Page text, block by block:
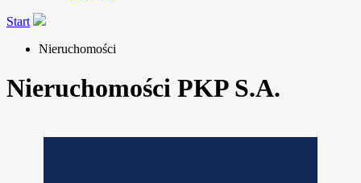
Start
Nieruchomości
Nieruchomości PKP S.A.